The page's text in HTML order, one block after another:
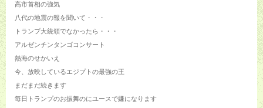
高市首相の強気
八代の地震の報を聞いて・・・
トランプ大統領でなかったら・・・
アルゼンチンタンゴコンサート
熱海のせかいえ
今、放映しているエジプトの最強の王
まだまだ続きます
毎日トランプのお振舞のにユースで嫌になります